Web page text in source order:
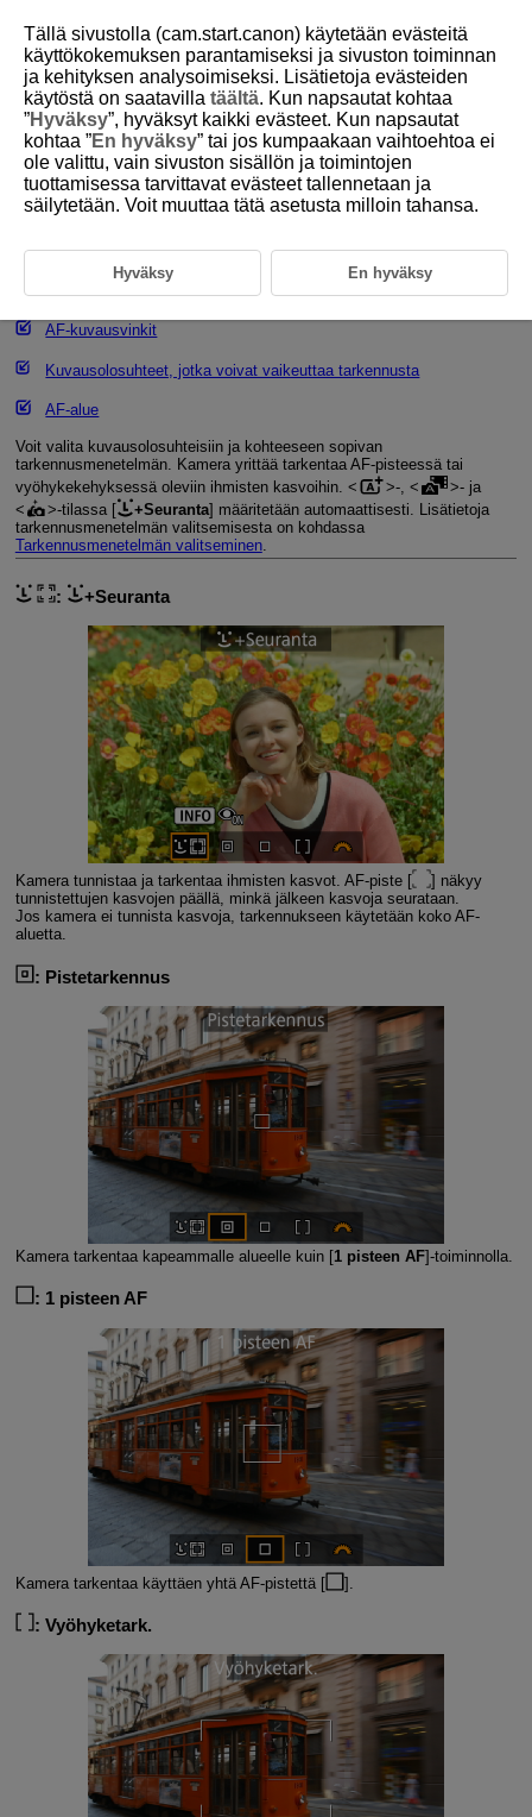
D100-049
Tarkennusmenetelmä
Tarkennusmenetelmän valitseminen
Silmäntunnistus
AF-kuvausvinkit
Kuvausolosuhteet, jotka voivat vaikeuttaa tarkennusta
AF-alue
Voit valita kuvausolosuhteisiin ja kohteeseen sopivan
tarkennusmenetelmän. Kamera yrittää tarkentaa AF-pisteessä tai
vyöhykekehyksessä oleviin ihmisten kasvoihin.
-,
- ja
-tilassa [
+Seuranta] määritetään automaattisesti. Lisätietoja
tarkennusmenetelmän valitsemisesta on kohdassa
Tarkennusmenetelmän valitseminen.
: +Seuranta
Kamera tunnistaa ja tarkentaa ihmisten kasvot. AF-piste [
] näkyy
tunnistettujen kasvojen päällä, minkä jälkeen kasvoja seurataan.
Jos kamera ei tunnista kasvoja, tarkennukseen käytetään koko AF-
aluetta.
: Pistetarkennus
Kamera tarkentaa kapeammalle alueelle kuin [1 pisteen AF]‑toiminnolla.
: 1 pisteen AF
Kamera tarkentaa käyttäen yhtä AF-pistettä [ ].
: Vyöhyketark.
Tällä sivustolla (cam.start.canon) käytetään evästeitä
käyttökokemuksen parantamiseksi ja sivuston toiminnan
ja kehityksen analysoimiseksi. Lisätietoja evästeiden
käytöstä on saatavilla täältä. Kun napsautat kohtaa
”Hyväksy”, hyväksyt kaikki evästeet. Kun napsautat
kohtaa ”En hyväksy” tai jos kumpaakaan vaihtoehtoa ei
ole valittu, vain sivuston sisällön ja toimintojen
tuottamisessa tarvittavat evästeet tallennetaan ja
säilytetään. Voit muuttaa tätä asetusta milloin tahansa.
Hyväksy En hyväksy